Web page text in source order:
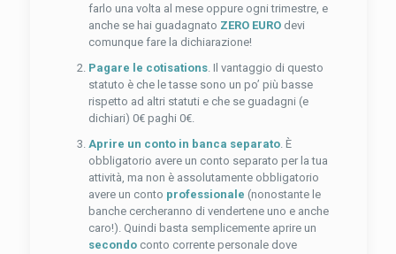
farlo una volta al mese oppure ogni trimestre, e
anche se hai guadagnato ZERO EUROdevi
comunque fare la dichiarazione!
Pagare le cotisations. Il vantaggio di questo
statuto è che le tasse sono un po’ più basse
rispetto ad altri statuti e che se guadagni (e
dichiari) 0€ paghi 0€.
Aprire un conto in banca separato. È
obbligatorio avere un conto separato per la tua
attività, ma non è assolutamente obbligatorio
avere un conto professionale (nonostante le
banche cercheranno di vendertene uno e anche
caro!). Quindi basta semplicemente aprire un
secondo conto corrente personale dove